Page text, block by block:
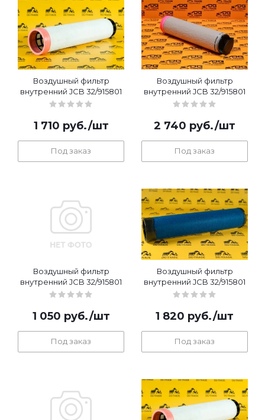
Воздушный фильтр
внутренний JCB 32/915801
1 710 руб./шт
Под заказ
Воздушный фильтр
внутренний JCB 32/915801
2 740 руб./шт
Под заказ
Воздушный фильтр
внутренний JCB 32/915801
1 050 руб./шт
Под заказ
Воздушный фильтр
внутренний JCB 32/915801
1 820 руб./шт
Под заказ